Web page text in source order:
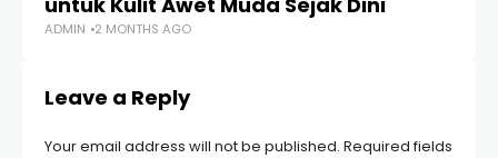
ADMIN 2 MONTHS AGO
Leave a Reply
Your email address will not be published. Required fields